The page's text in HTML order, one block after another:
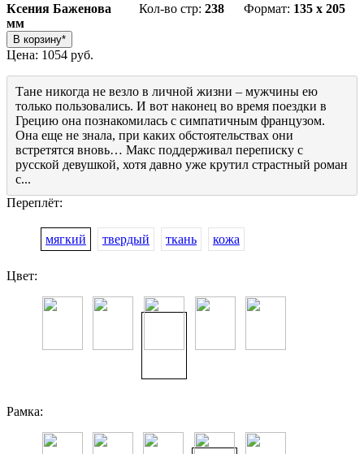
Ксения Баженова Кол-во стр: 238 Формат: 135 x 205
мм
Цена: 1054 руб.
Тане никогда не везло в личной жизни – мужчины ею
только пользовались. И вот наконец во время поездки в
Грецию она познакомилась с симпатичным французом.
Она еще не знала, при каких обстоятельствах они
встретятся вновь… Макс поддерживал переписку с
русской девушкой, хотя давно уже крутил страстный роман
с...
Переплёт:
мягкий твердый ткань кожа
Цвет:
Рамка: